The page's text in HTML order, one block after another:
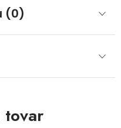
(0)
tovar